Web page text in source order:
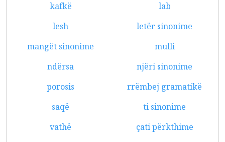
kafkë
lab
lesh
letër sinonime
mangët sinonime
mulli
ndërsa
njëri sinonime
porosis
rrëmbej gramatikë
saqë
ti sinonime
vathë
çati përkthime